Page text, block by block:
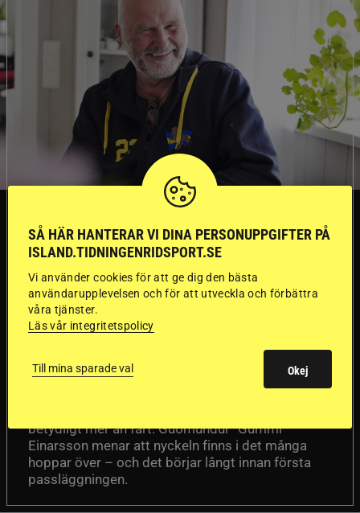
”Gummi” berättar:
Första stegen mot
en internationell
passhäst
betydligt mer än fart. Guðmundur “Gummi”
Einarsson menar att nyckeln finns i det många
hoppar över – och det börjar långt innan första
passläggningen.
SÅ HÄR HANTERAR VI DINA PERSONUPPGIFTER PÅ
ISLAND.TIDNINGENRIDSPORT.SE
Vi använder cookies för att ge dig den bästa
användarupplevelsen och för att utveckla och förbättra
våra tjänster.
Läs vår integritetspolicy
Till mina sparade val Okej